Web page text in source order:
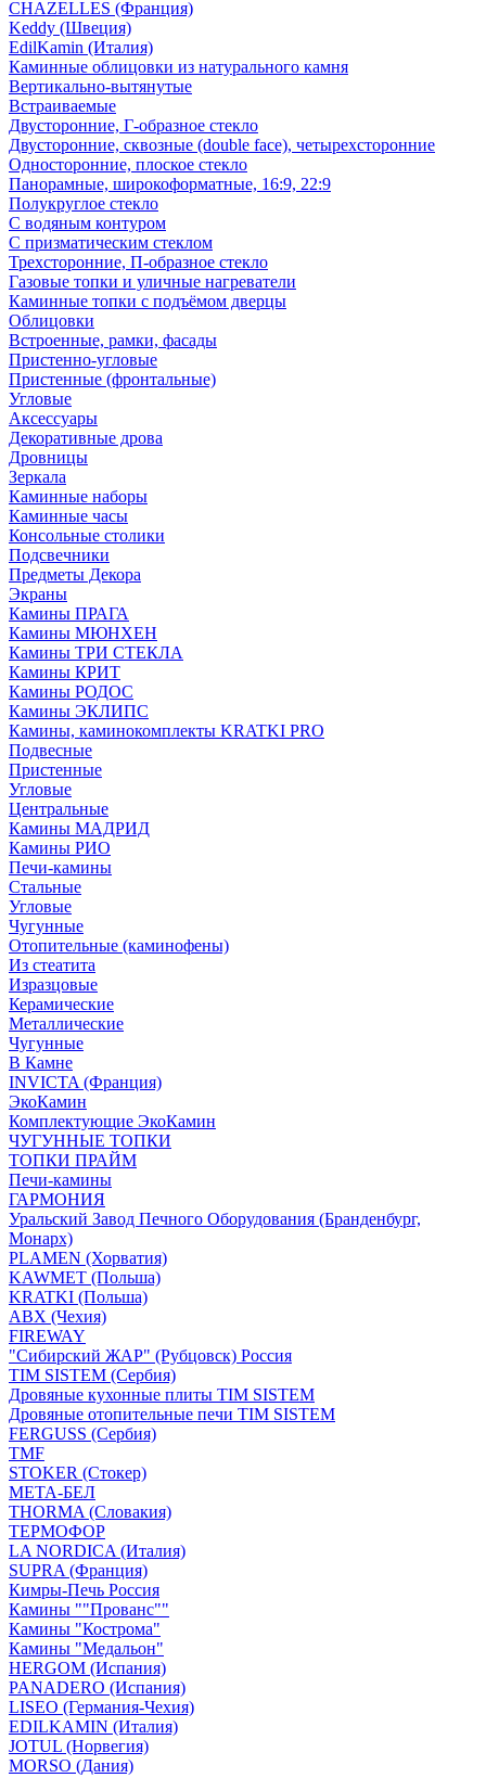
CHAZELLES (Франция)
Keddy (Швеция)
EdilKamin (Италия)
Каминные облицовки из натурального камня
Вертикально-вытянутые
Встраиваемые
Двусторонние, Г-образное стекло
Двусторонние, сквозные (double face), четырехсторонние
Односторонние, плоское стекло
Панорамные, широкоформатные, 16:9, 22:9
Полукруглое стекло
С водяным контуром
С призматическим стеклом
Трехсторонние, П-образное стекло
Газовые топки и уличные нагреватели
Каминные топки с подъёмом дверцы
Облицовки
Встроенные, рамки, фасады
Пристенно-угловые
Пристенные (фронтальные)
Угловые
Аксессуары
Декоративные дрова
Дровницы
Зеркала
Каминные наборы
Каминные часы
Консольные столики
Подсвечники
Предметы Декора
Экраны
Камины ПРАГА
Камины МЮНХЕН
Камины ТРИ СТЕКЛА
Камины КРИТ
Камины РОДОС
Камины ЭКЛИПС
Камины, каминокомплекты KRATKI PRO
Подвесные
Пристенные
Угловые
Центральные
Камины МАДРИД
Камины РИО
Печи-камины
Стальные
Угловые
Чугунные
Отопительные (каминофены)
Из стеатита
Изразцовые
Керамические
Металлические
Чугунные
В Камне
INVICTA (Франция)
ЭкоКамин
Комплектующие ЭкоКамин
ЧУГУННЫЕ ТОПКИ
ТОПКИ ПРАЙМ
Печи-камины
ГАРМОНИЯ
Уральский Завод Печного Оборудования (Бранденбург,
Монарх)
PLAMEN (Хорватия)
KAWMET (Польша)
KRATKI (Польша)
ABX (Чехия)
FIREWAY
"Сибирский ЖАР" (Рубцовск) Россия
TIM SISTEM (Сербия)
Дровяные кухонные плиты TIM SISTEM
Дровяные отопительные печи TIM SISTEM
FERGUSS (Сербия)
TMF
STOKER (Стокер)
МЕТА-БЕЛ
THORMA (Словакия)
ТЕРМОФОР
LA NORDICA (Италия)
SUPRA (Франция)
Кимры-Печь Россия
Камины ""Прованс""
Камины "Кострома"
Камины "Медальон"
HERGOM (Испания)
PANADERO (Испания)
LISEO (Германия-Чехия)
EDILKAMIN (Италия)
JOTUL (Норвегия)
MORSO (Дания)